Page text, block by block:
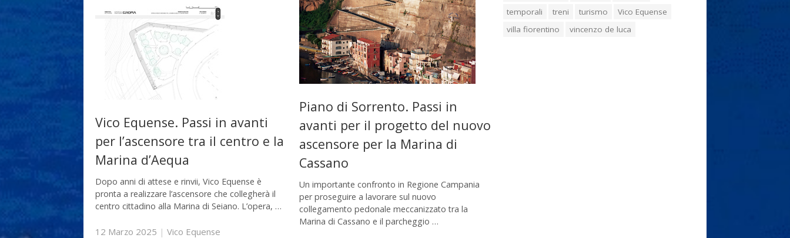
Vico Equense. Passi in avanti
per l’ascensore tra il centro e la
Marina d’Aequa
Dopo anni di attese e rinvii, Vico Equense è
pronta a realizzare l’ascensore che collegherà il
centro cittadino alla Marina di Seiano. L’opera, …
12 Marzo 2025 | Vico Equense
Piano di Sorrento. Passi in
avanti per il progetto del nuovo
ascensore per la Marina di
Cassano
Un importante confronto in Regione Campania
per proseguire a lavorare sul nuovo
collegamento pedonale meccanizzato tra la
Marina di Cassano e il parcheggio …
temporali
treni turismo
Vico Equense
villa fiorentino
vincenzo de luca